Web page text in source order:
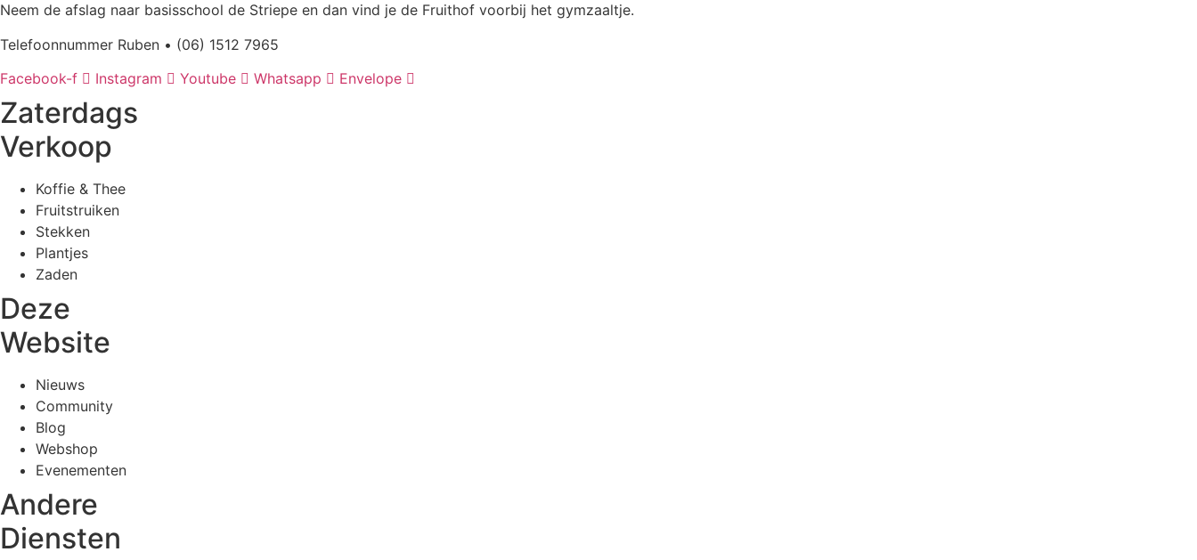
Neem de afslag naar basisschool de Striepe en dan vind je de Fruithof voorbij het gymzaaltje.
Telefoonnummer Ruben • (06) 1512 7965
Facebook-f
Instagram Youtube Whatsapp Envelope
Zaterdags
Verkoop
Koffie & Thee
Fruitstruiken
Stekken
Plantjes
Zaden
Deze
Website
Nieuws
Community
Blog
Webshop
Evenementen
Andere
Diensten